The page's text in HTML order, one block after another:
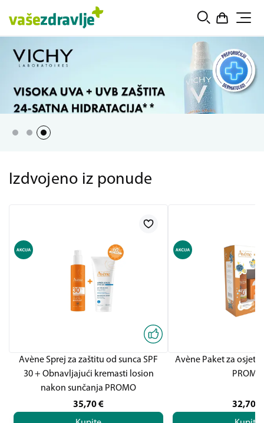
Izdvojeno iz ponude
Avène Sprej za zaštitu od sunca SPF
30 + Obnavljajući kremasti losion
nakon sunčanja PROMO
35,70€
Avène Paket za
PROMO
32,70